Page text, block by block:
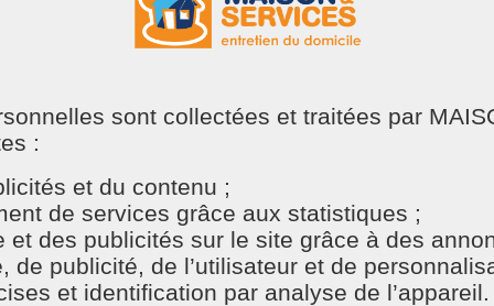
crayon sur un vêtement
ne s'éliminent pas en machine à laver
Des astuces ou techniques professionnelles
tache ni trace !
sont collectées et traitées par
:
et du contenu ;
de services grâce aux statistiques ;
et des publicités sur le site grâce à des
de publicité, de l’utilisateur et de
et identification par analyse de l’appareil.